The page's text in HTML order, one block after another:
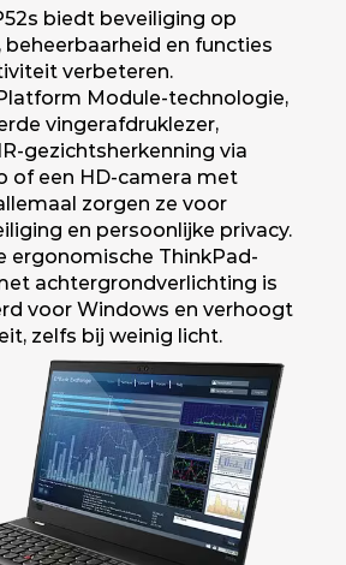
biedt beveiliging op
beheerbaarheid en functies
verbeteren.
Module-technologie,
vingerafdruklezer,
gezichtsherkenning via
of een HD-camera met
zorgen ze voor
en persoonlijke privacy.
ergonomische ThinkPad-
achtergrondverlichting is
voor Windows en verhoogt
zelfs bij weinig licht.